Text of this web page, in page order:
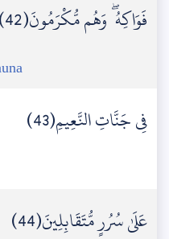
فَوَاكِهُ ۖ وَهُم مُّكْرَمُونَ(42)
فِي جَنَّاتِ النَّعِيمِ(43)
عَلَىٰ سُرُرٍ مُّتَقَابِلِينَ(44)